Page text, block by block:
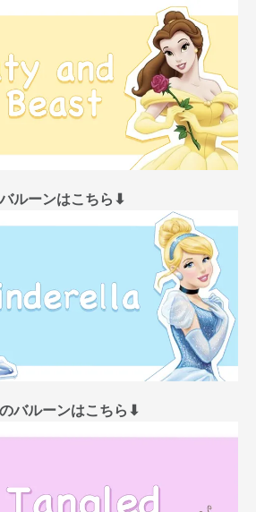
ルーンはこちら⬇︎
バルーンはこちら⬇︎